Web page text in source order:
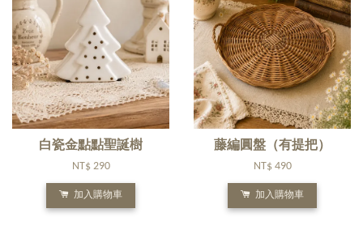
白瓷金點點聖誕樹
NT$ 290
加入購物車
藤編圓盤（有提把）
NT$ 490
加入購物車